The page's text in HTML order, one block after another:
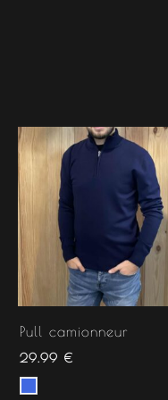
Pull camionneur
29.99 €